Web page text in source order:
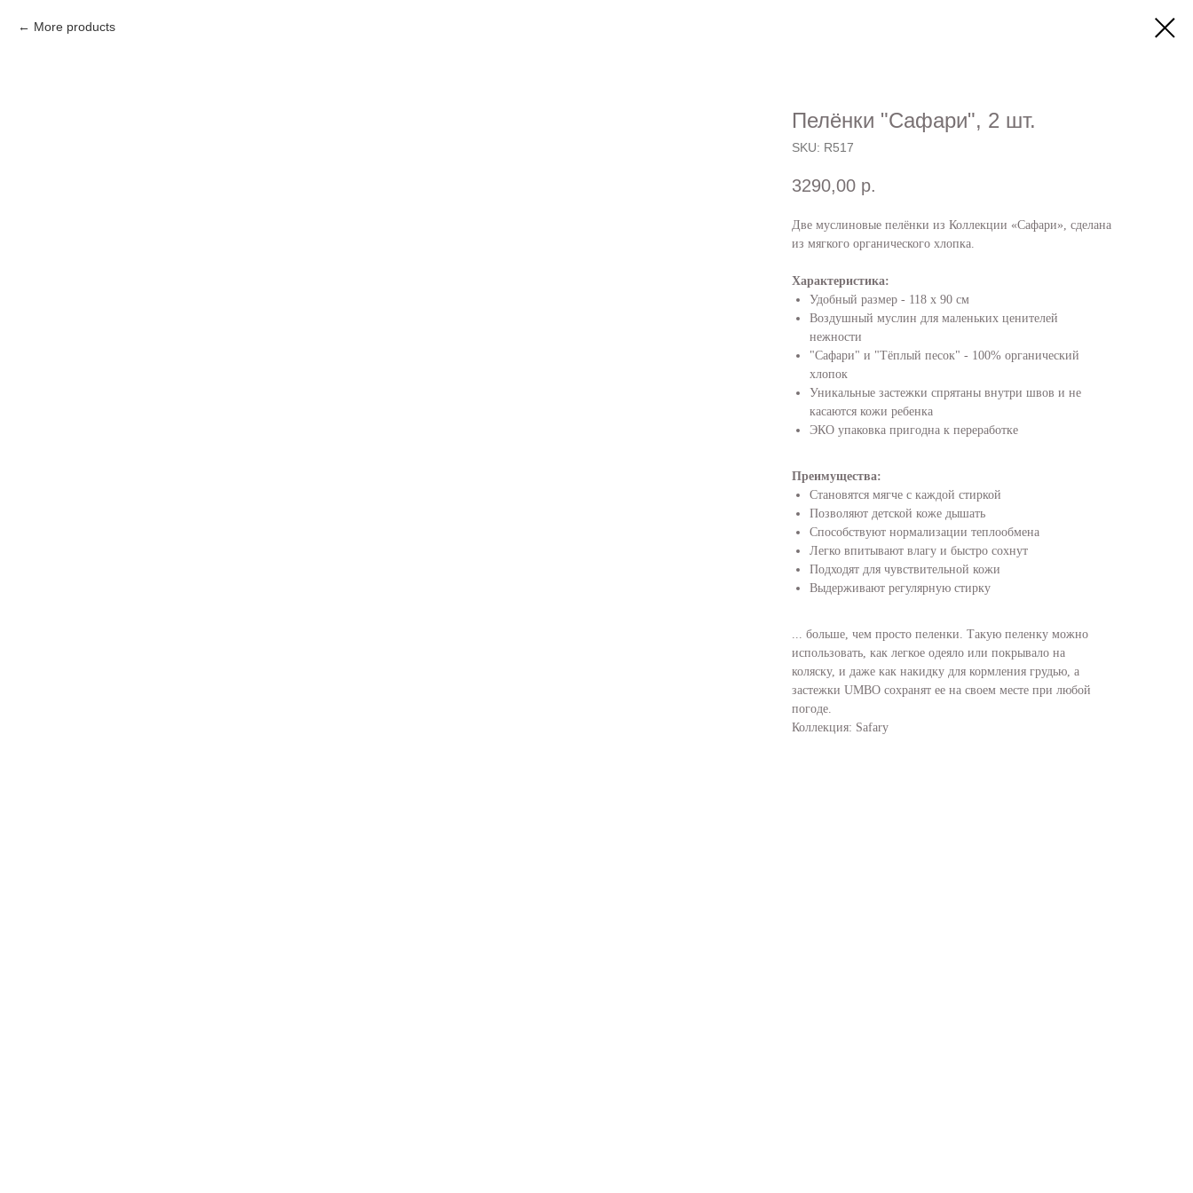
More products
Пелёнки "Сафари", 2 шт.
SKU: R517
3290,00 р.
Две муслиновые пелёнки из Коллекции «Сафари», сделана
из мягкого органического хлопка.
Характеристика:
Удобный размер - 118 х 90 см
Воздушный муслин для маленьких ценителей
нежности
"Сафари" и "Тёплый песок" - 100% органический
хлопок
Уникальные застежки спрятаны внутри швов и не
касаются кожи ребенка
ЭКО упаковка пригодна к переработке
Преимущества:
Становятся мягче с каждой стиркой
Позволяют детской коже дышать
Способствуют нормализации теплообмена
Легко впитывают влагу и быстро сохнут
Подходят для чувствительной кожи
Выдерживают регулярную стирку
... больше, чем просто пеленки. Такую пеленку можно
использовать, как легкое одеяло или покрывало на
коляску, и даже как накидку для кормления грудью, а
застежки UMBO сохранят ее на своем месте при любой
погоде.
Коллекция: Safary